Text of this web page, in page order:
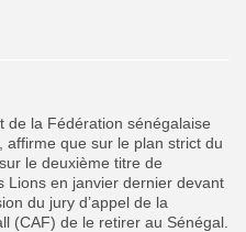
Button
de la Fédération sénégalaise
affirme que sur le plan strict du
sur le deuxième titre de
Lions en janvier dernier devant
du jury d’appel de la
(CAF) de le retirer au Sénégal.